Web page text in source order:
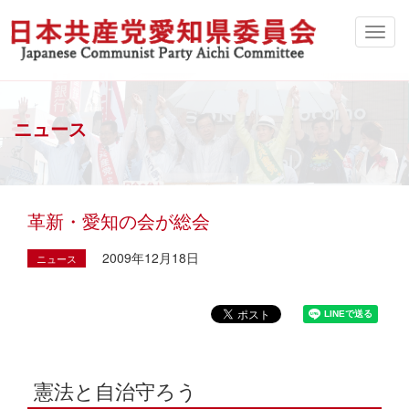
ニュース
革新・愛知の会が総会
ニュース 2009年12月18日
憲法と自治守ろう